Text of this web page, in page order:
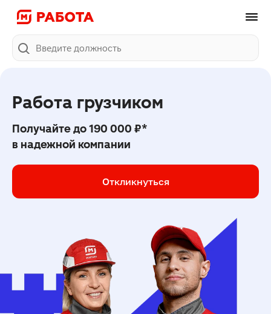
Работа грузчиком
Получайте до190 000 ₽*
в надежной компании
Откликнуться